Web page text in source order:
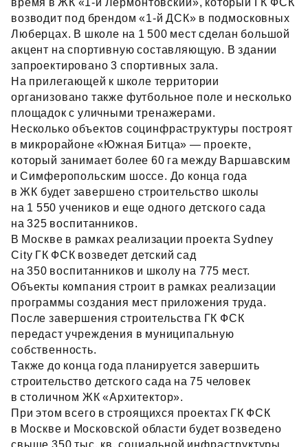
время в ЖК «1‑й Лермонтовский», который ГК ФСК
возводит под брендом «1‑й ДСК» в подмосковных
Люберцах. В школе на 1 500 мест сделан большой
акцент на спортивную составляющую. В здании
запроектировано 3 спортивных зала.
На прилегающей к школе территории
организовано также футбольное поле и несколько
площадок с уличными тренажерами.
Несколько объектов социнфраструктуры построят
в микрорайоне «Южная Битца» — проекте,
который занимает более 60 га между Варшавским
и Симферопольским шоссе. До конца года
в ЖК будет завершено строительство школы
на 1 550 учеников и еще одного детского сада
на 325 воспитанников.
В Москве в рамках реализации проекта Sydney
City ГК ФСК возведет детский сад
на 350 воспитанников и школу на 775 мест.
Объекты компания строит в рамках реализации
программы создания мест приложения труда.
После завершения строительства ГК ФСК
передаст учреждения в муниципальную
собственность.
Также до конца года планируется завершить
строительство детского сада на 75 человек
в столичном ЖК «Архитектор».
При этом всего в строящихся проектах ГК ФСК
в Москве и Московской области будет возведено
свыше 350 тыс. кв. социальной инфраструктуры